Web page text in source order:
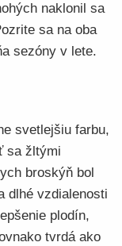
naklonil sa
sa na oba
sezóny v lete.
svetlejšiu farbu,
sa žltými
broskýň bol
dlhé vzdialenosti
plodín,
tvrdá ako